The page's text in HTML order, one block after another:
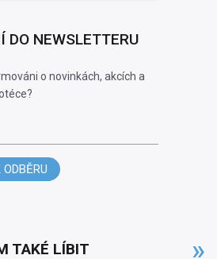
DO NEWSLETTERU
o novinkách, akcích a
TAKÉ LÍBIT